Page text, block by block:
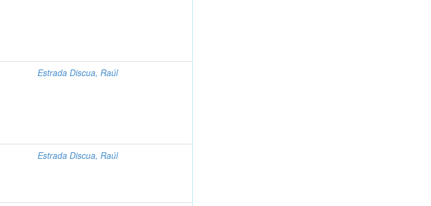
Estrada Discua, Raúl
Estrada Discua, Raúl